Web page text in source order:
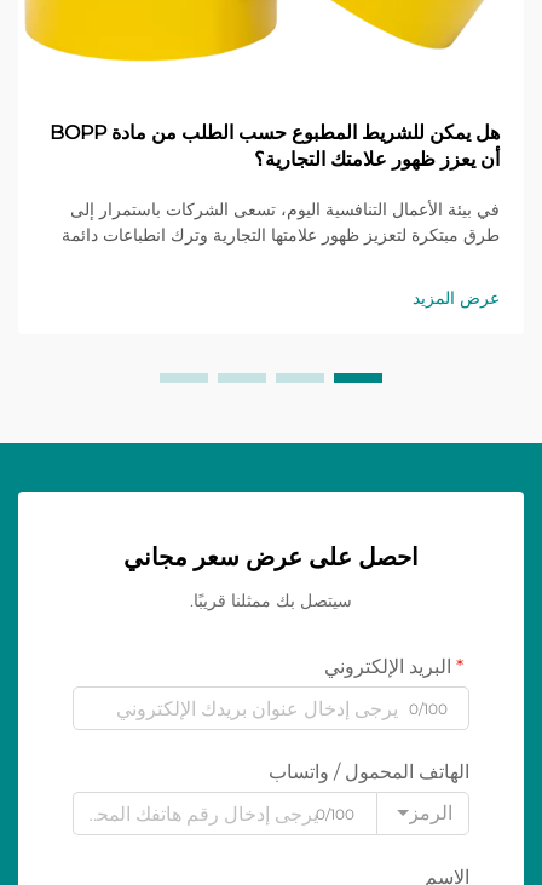
هل يمكن للشريط المطبوع حسب الطلب من مادة BOPP
أن يعزز ظهور علامتك التجارية؟
في بيئة الأعمال التنافسية اليوم، تسعى الشركات باستمرار إلى
طرق مبتكرة لتعزيز ظهور علامتها التجارية وترك انطباعات دائمة
BOPP أداة تسويقية فعّالة للغاية، رغم إهمالها في كثيرٍ من
الأحيان...
عرض المزيد
احصل على عرض سعر مجاني
سيتصل بك ممثلنا قريبًا.
البريد الإلكتروني
0/100
الهاتف المحمول / واتساب
الرمز
0/100
الاسم